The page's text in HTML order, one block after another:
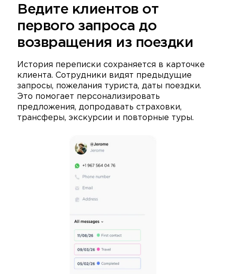
Ведите клиентов от
первого запроса до
возвращения из поездки
История переписки сохраняется в карточке
клиента. Сотрудники видят предыдущие
запросы, пожелания туриста, даты поездки.
Это помогает персонализировать
предложения, допродавать страховки,
трансферы, экскурсии и повторные туры.